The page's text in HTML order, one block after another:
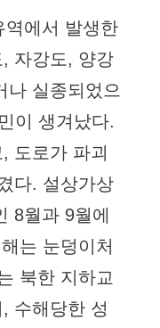
역에서 발생한
자강도, 양강
나 실종되었으
이 생겨났다.
도로가 파괴
다. 설상가상
8월과 9월에
는 눈덩이처
북한 지하교
수해당한 성